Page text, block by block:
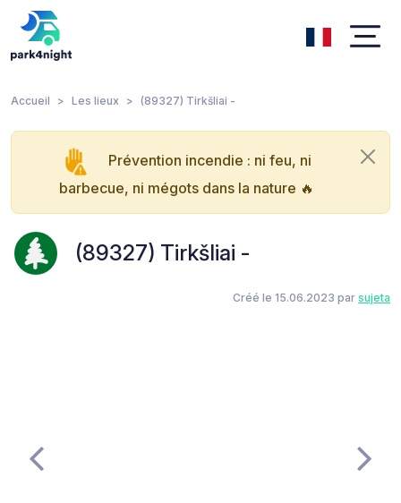
Accueil Les lieux (89327) Tirkšliai -
Prévention incendie : ni feu, ni
barbecue, ni mégots dans la nature 🔥
(89327) Tirkšliai -
Créé le 15.06.2023 par sujeta